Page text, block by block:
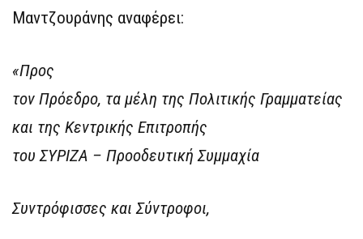
Μαντζουράνης αναφέρει:
«Προς
τον Πρόεδρο, τα μέλη της Πολιτικής Γραμματείας
και της Κεντρικής Επιτροπής
του ΣΥΡΙΖΑ – Προοδευτική Συμμαχία
Συντρόφισσες και Σύντροφοι,